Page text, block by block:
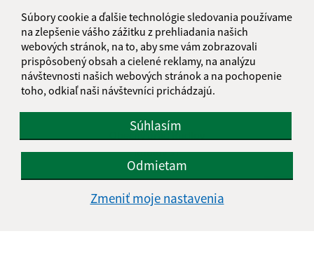
Súbory cookie a ďalšie technológie sledovania používame
na zlepšenie vášho zážitku z prehliadania našich
webových stránok, na to, aby sme vám zobrazovali
prispôsobený obsah a cielené reklamy, na analýzu
návštevnosti našich webových stránok a na pochopenie
toho, odkiaľ naši návštevníci prichádzajú.
Súhlasím
Odmietam
Zmeniť moje nastavenia
Štvrtok:
nestránkový deň
Piatok:
07:30 - 12:00 12:30 - 14:00
Obedňajšia prestávka:12:00 - 12:30
Kontakt:
Obecný úrad Rudlov
Rudlov 37
094 35 Soľ
rudlov@obecrudlov.sk